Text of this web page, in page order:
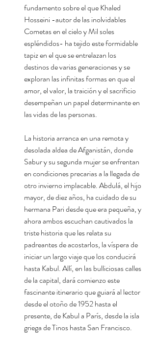
fundamento sobre el que Khaled
Hosseini -autor de las inolvidables
Cometas en el cielo y Mil soles
espléndidos- ha tejido este formidable
tapiz en el que se entrelazan los
destinos de varias generaciones y se
exploran las infinitas formas en que el
amor, el valor, la traición y el sacrificio
desempeñan un papel determinante en
las vidas de las personas.
La historia arranca en una remota y
desolada aldea de Afganistán, donde
Sabur y su segunda mujer se enfrentan
en condiciones precarias a la llegada de
otro invierno implacable. Abdulá, el hijo
mayor, de diez años, ha cuidado de su
hermana Pari desde que era pequeña, y
ahora ambos escuchan cautivados la
triste historia que les relata su
padreantes de acostarlos, la víspera de
iniciar un largo viaje que los conducirá
hasta Kabul. Allí, en las bulliciosas calles
de la capital, dará comienzo este
fascinante itinerario que guiará al lector
desde el otoño de 1952 hasta el
presente, de Kabul a París, desde la isla
griega de Tinos hasta San Francisco.